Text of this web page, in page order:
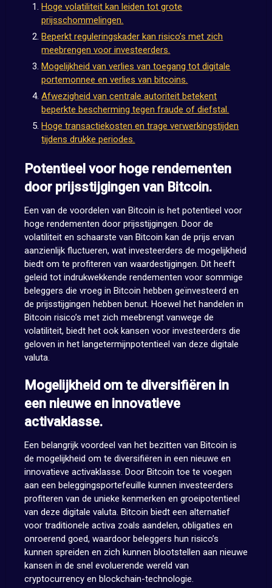
Hoge volatiliteit kan leiden tot grote
prijsschommelingen.
Beperkt reguleringskader kan risico’s met zich
meebrengen voor investeerders.
Mogelijkheid van verlies van toegang tot digitale
portemonnee en verlies van bitcoins.
Afwezigheid van centrale autoriteit betekent
beperkte bescherming tegen fraude of diefstal.
Hoge transactiekosten en trage verwerkingstijden
tijdens drukke periodes.
Potentieel voor hoge rendementen
door prijsstijgingen van Bitcoin.
Een van de voordelen van Bitcoin is het potentieel voor
hoge rendementen door prijsstijgingen. Door de
volatiliteit en schaarste van Bitcoin kan de prijs ervan
aanzienlijk fluctueren, wat investeerders de mogelijkheid
biedt om te profiteren van waardestijgingen. Dit heeft
geleid tot indrukwekkende rendementen voor sommige
beleggers die vroeg in Bitcoin hebben geïnvesteerd en
de prijsstijgingen hebben benut. Hoewel het handelen in
Bitcoin risico’s met zich meebrengt vanwege de
volatiliteit, biedt het ook kansen voor investeerders die
geloven in het langetermijnpotentieel van deze digitale
valuta.
Mogelijkheid om te diversifiëren in
een nieuwe en innovatieve
activaklasse.
Een belangrijk voordeel van het bezitten van Bitcoin is
de mogelijkheid om te diversifiëren in een nieuwe en
innovatieve activaklasse. Door Bitcoin toe te voegen
aan een beleggingsportefeuille kunnen investeerders
profiteren van de unieke kenmerken en groeipotentieel
van deze digitale valuta. Bitcoin biedt een alternatief
voor traditionele activa zoals aandelen, obligaties en
onroerend goed, waardoor beleggers hun risico’s
kunnen spreiden en zich kunnen blootstellen aan nieuwe
kansen in de snel evoluerende wereld van
cryptocurrency en blockchain-technologie.